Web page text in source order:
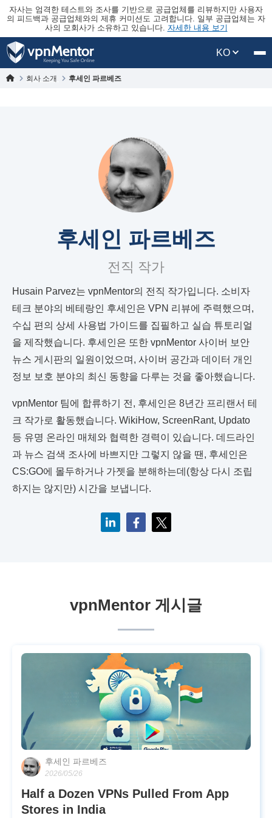
자사는 엄격한 테스트와 조사를 기반으로 공급업체를 리뷰하지만 사용자
의 피드백과 공급업체와의 제휴 커미션도 고려합니다. 일부 공급업체는 자
사의 모회사가 소유하고 있습니다. 자세한 내용 보기
KO
회사 소개 후세인 파르베즈
후세인 파르베즈
전직 작가
Husain Parvez는 vpnMentor의 전직 작가입니다. 소비자
테크 분야의 베테랑인 후세인은 VPN 리뷰에 주력했으며,
수십 편의 상세 사용법 가이드를 집필하고 실습 튜토리얼
을 제작했습니다. 후세인은 또한 vpnMentor 사이버 보안
뉴스 게시판의 일원이었으며, 사이버 공간과 데이터 개인
정보 보호 분야의 최신 동향을 다루는 것을 좋아했습니다.
vpnMentor 팀에 합류하기 전, 후세인은 8년간 프리랜서 테
크 작가로 활동했습니다. WikiHow, ScreenRant, Updato
등 유명 온라인 매체와 협력한 경력이 있습니다. 데드라인
과 뉴스 검색 조사에 바쁘지만 그렇지 않을 땐, 후세인은
CS:GO에 몰두하거나 가젯을 분해하는데(항상 다시 조립
하지는 않지만) 시간을 보냅니다.
vpnMentor 게시글
후세인 파르베즈
2026/05/26
Half a Dozen VPNs Pulled From App
Stores in India